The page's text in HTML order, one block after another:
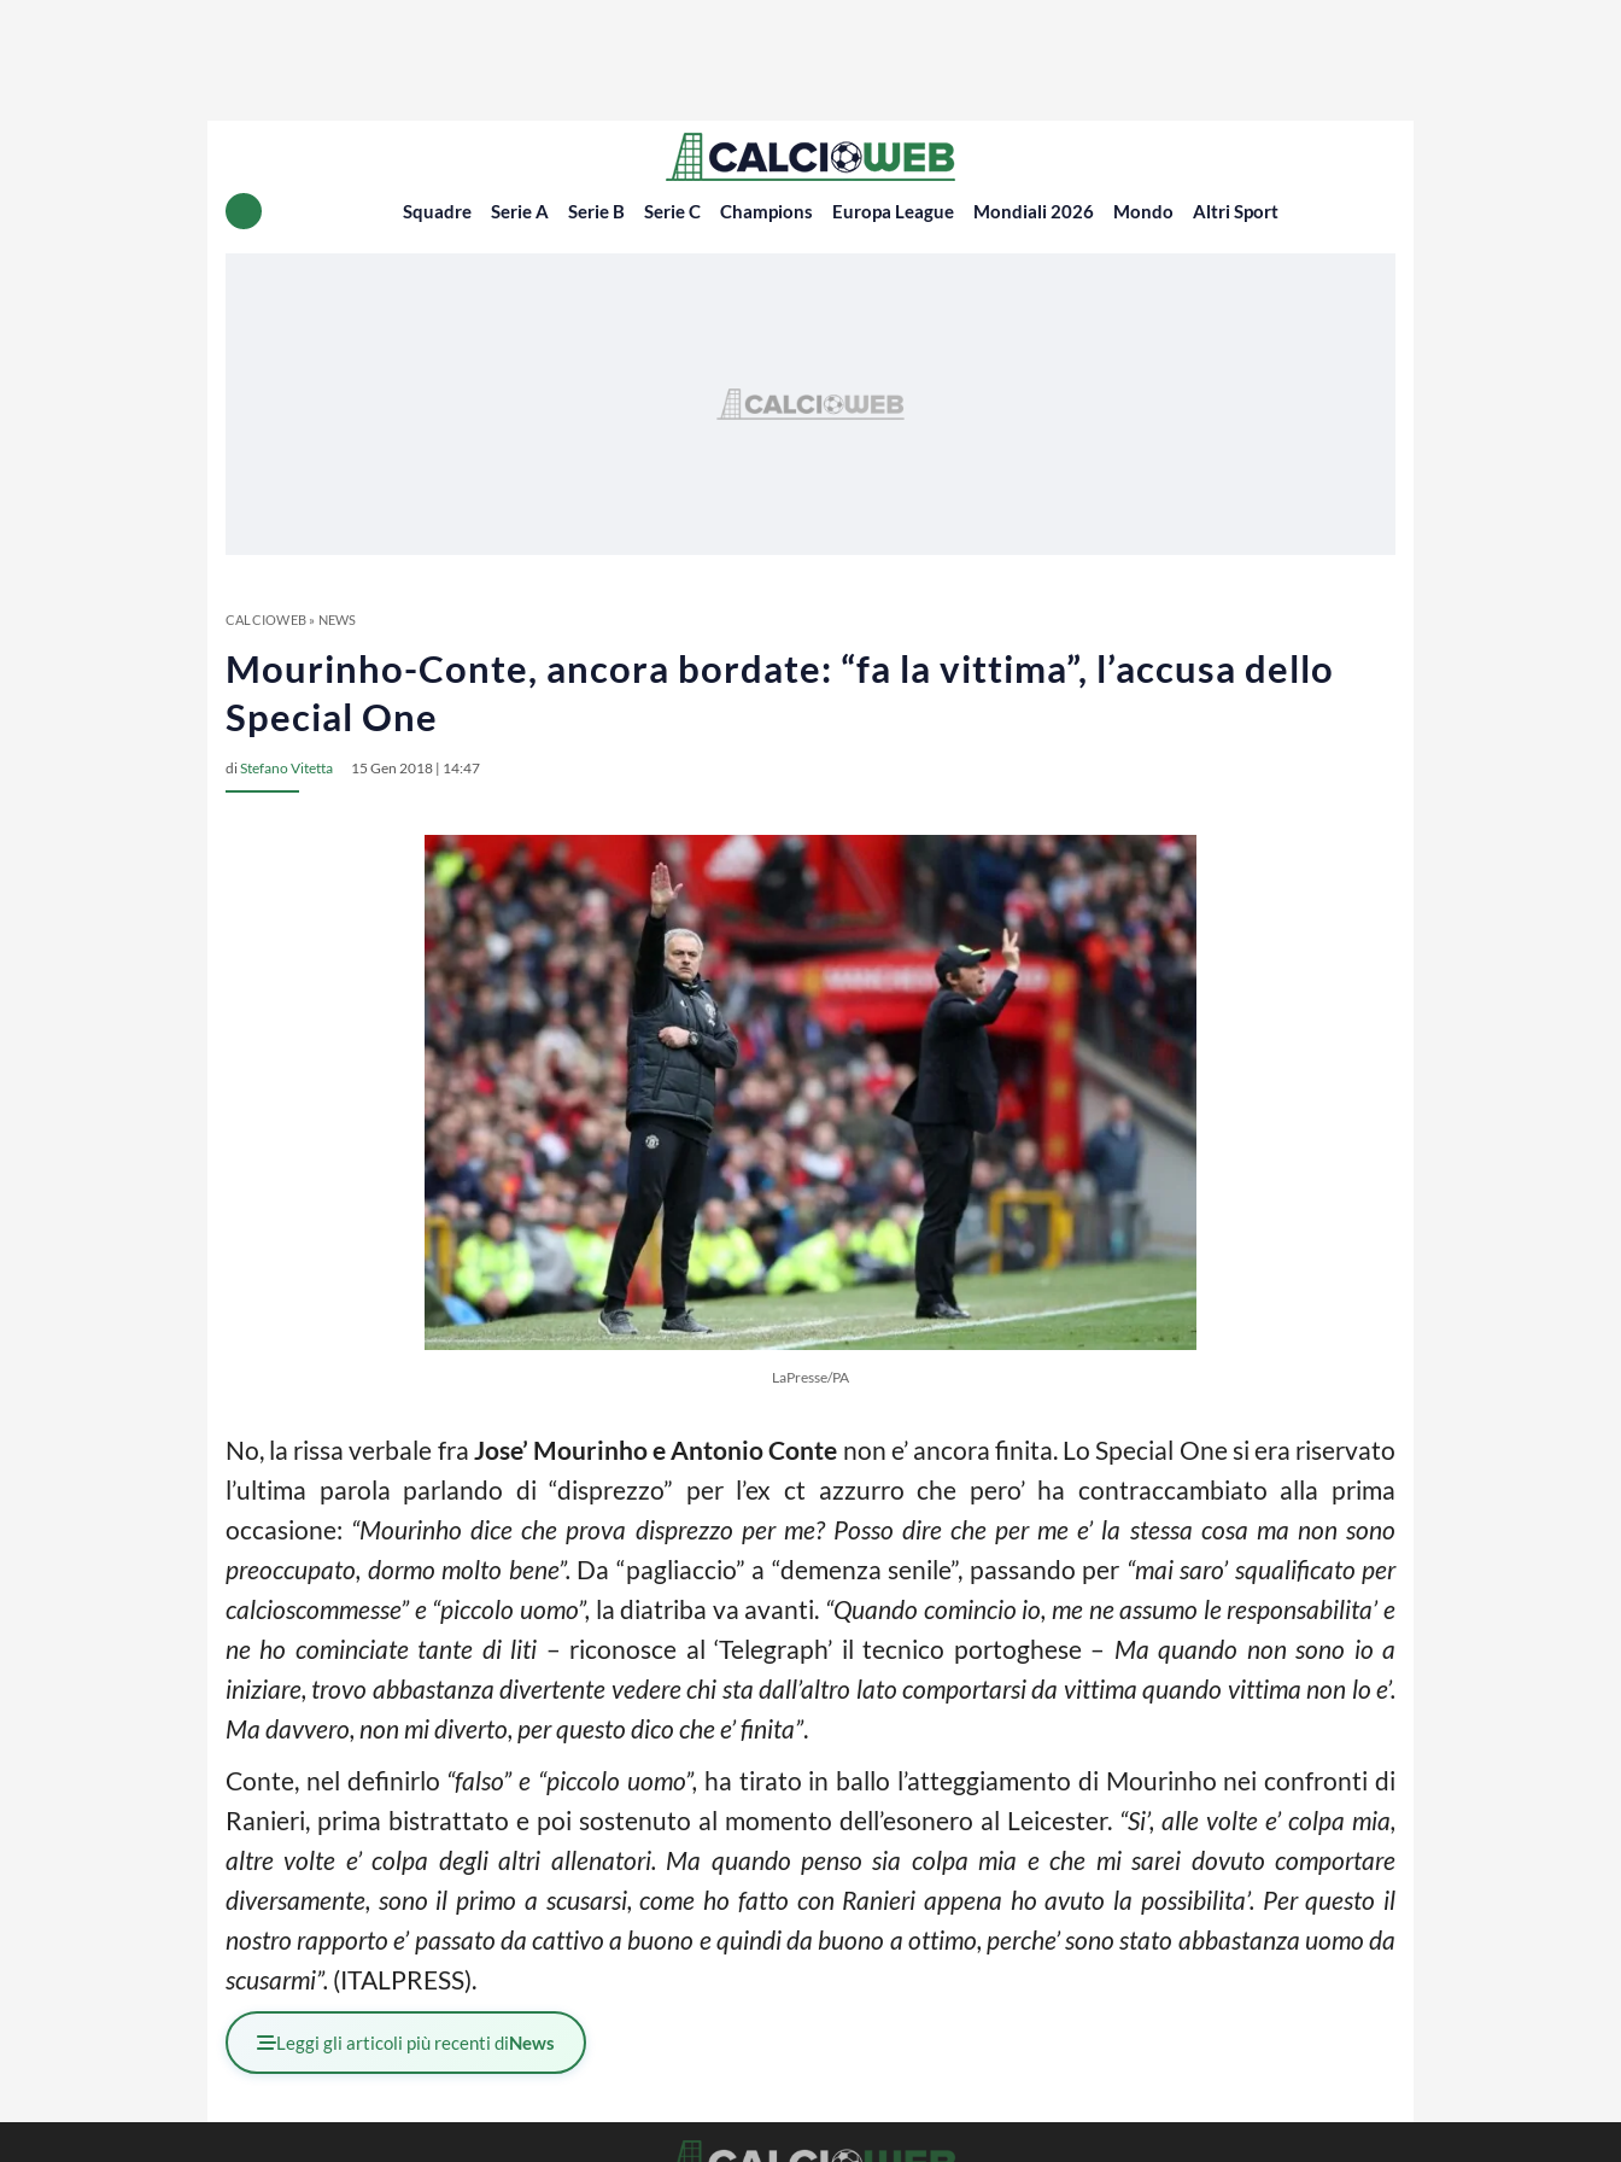
Squadre Serie A Serie B Serie C Champions Europa League Mondiali 2026 Mondo Altri Sport
CALCIOWEB» NEWS
Mourinho-Conte, ancora bordate: “fa la vittima”, l’accusa dello
Special One
diStefano Vitetta 15 Gen 2018 | 14:47
LaPresse/PA
No, la rissa verbale fra Jose’ Mourinho e Antonio Conte non e’ ancora finita. Lo Special One si era riservato
l’ultima parola parlando di “disprezzo” per l’ex ct azzurro che pero’ ha contraccambiato alla prima
occasione: “Mourinho dice che prova disprezzo per me? Posso dire che per me e’ la stessa cosa ma non sono
preoccupato, dormo molto bene”. Da “pagliaccio” a “demenza senile”, passando per “mai saro’ squalificato per
calcioscommesse” e “piccolo uomo”, la diatriba va avanti. “Quando comincio io, me ne assumo le responsabilita’ e
ne ho cominciate tante di liti – riconosce al ‘Telegraph’ il tecnico portoghese – Ma quando non sono io a
iniziare, trovo abbastanza divertente vedere chi sta dall’altro lato comportarsi da vittima quando vittima non lo e’.
Ma davvero, non mi diverto, per questo dico che e’ finita”.
Conte, nel definirlo “falso” e “piccolo uomo”, ha tirato in ballo l’atteggiamento di Mourinho nei confronti di
Ranieri, prima bistrattato e poi sostenuto al momento dell’esonero al Leicester. “Si’, alle volte e’ colpa mia,
altre volte e’ colpa degli altri allenatori. Ma quando penso sia colpa mia e che mi sarei dovuto comportare
diversamente, sono il primo a scusarsi, come ho fatto con Ranieri appena ho avuto la possibilita’. Per questo il
nostro rapporto e’ passato da cattivo a buono e quindi da buono a ottimo, perche’ sono stato abbastanza uomo da
scusarmi”. (ITALPRESS).
Leggi gli articoli più recenti diNews